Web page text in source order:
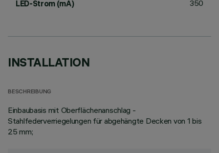
LED-Strom (mA) 350
INSTALLATION
BESCHREIBUNG
Einbaubasis mit Oberflächenanschlag -
Stahlfederverriegelungen für abgehängte Decken von 1 bis
25 mm;